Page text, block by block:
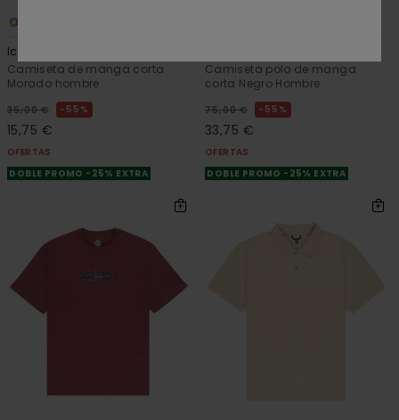
Icon Embroidery
Camiseta de manga corta
Morado hombre
35,00 € 55%
15,75 €
OFERTAS
DOBLE PROMO -25% EXTRA
Camiseta polo de manga
corta Negro Hombre
75,00 € 55%
33,75 €
OFERTAS
DOBLE PROMO -25% EXTRA